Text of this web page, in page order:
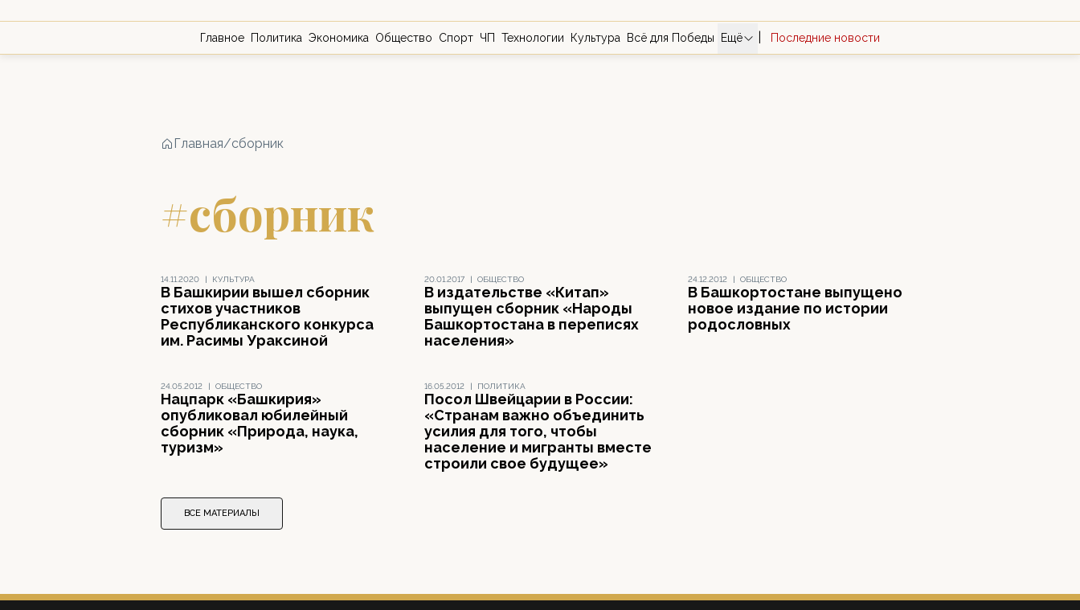
Главное Политика Экономика Общество Спорт ЧП Технологии Культура Всё для Победы Ещё Последние новости
Главная/сборник
#сборник
14.11.2020 | КУЛЬТУРА
В Башкирии вышел сборник
стихов участников
Республиканского конкурса
им. Расимы Ураксиной
20.01.2017 | ОБЩЕСТВО
В издательстве «Китап»
выпущен сборник «Народы
Башкортостана в переписях
населения»
24.12.2012 | ОБЩЕСТВО
В Башкортостане выпущено
новое издание по истории
родословных
24.05.2012 | ОБЩЕСТВО
Нацпарк «Башкирия»
опубликовал юбилейный
сборник «Природа, наука,
туризм»
16.05.2012 | ПОЛИТИКА
Посол Швейцарии в России:
«Странам важно объединить
усилия для того, чтобы
население и мигранты вместе
строили свое будущее»
ВСЕ МАТЕРИАЛЫ